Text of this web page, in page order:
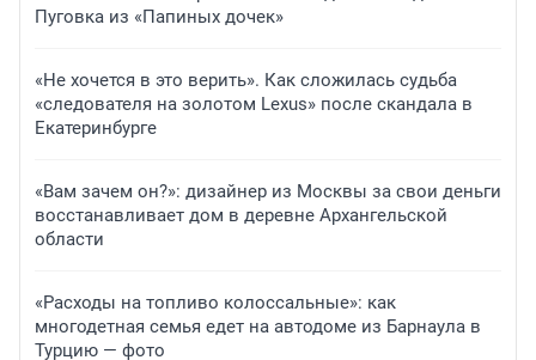
Пуговка из «Папиных дочек»
«Не хочется в это верить». Как сложилась судьба
«следователя на золотом Lexus» после скандала в
Екатеринбурге
«Вам зачем он?»: дизайнер из Москвы за свои деньги
восстанавливает дом в деревне Архангельской
области
«Расходы на топливо колоссальные»: как
многодетная семья едет на автодоме из Барнаула в
Турцию — фото